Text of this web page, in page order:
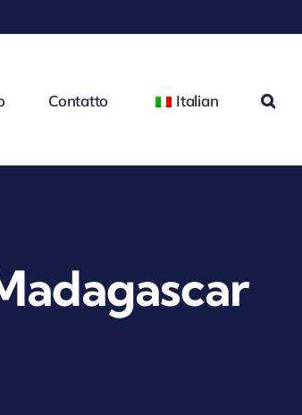
Contatto Italian